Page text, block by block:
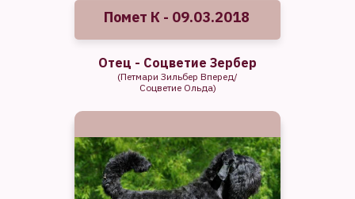
(Петмари Зильбер Вперед/
Соцветие Ольда)
Отец - Соцветие Зербер
Помет К - 09.03.2018